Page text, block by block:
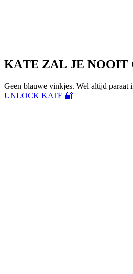
KATE ZAL JE ​NOOIT
Geen blauwe vinkjes. Wel altijd
UNLOCK KATE 🔐